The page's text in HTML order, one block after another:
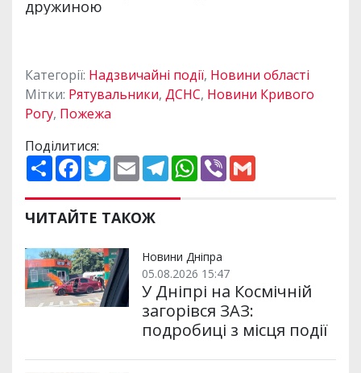
Категорії: Надзвичайні події, Новини області
Мітки: Рятувальники, ДСНС, Новини Кривого
Рогу, Пожежа
Поділитися:
П
о
и
р
и
и
F
a
e
b
o
k
T
w
t
t
e
E
m
i
l
T
e
e
m
W
h
p
V
ЧИТАЙТЕ ТАКОЖ
Новини Дніпра
05.08.2026 15:47
У Дніпрі на Космічній
загорівся ЗАЗ:
подробиці з місця події